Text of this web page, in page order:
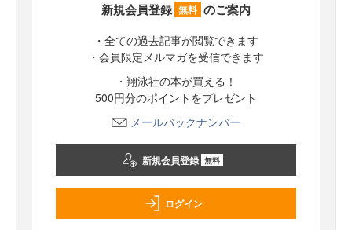
新規会員登録 無料 のご案内
・全ての過去記事が閲覧できます
・会員限定メルマガを受信できます
・翔泳社の本が買える！
500円分のポイントをプレゼント
メールバックナンバー
新規会員登録 無料
ログイン